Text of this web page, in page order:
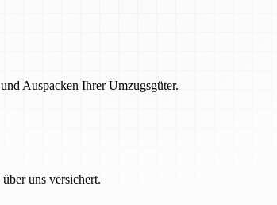
Auspacken Ihrer Umzugsgüter.
uns versichert.